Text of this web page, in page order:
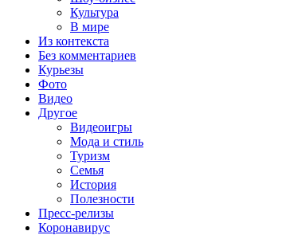
Культура
В мире
Из контекста
Без комментариев
Курьезы
Фото
Видео
Другое
Видеоигры
Мода и стиль
Туризм
Семья
История
Полезности
Пресс-релизы
Коронавирус